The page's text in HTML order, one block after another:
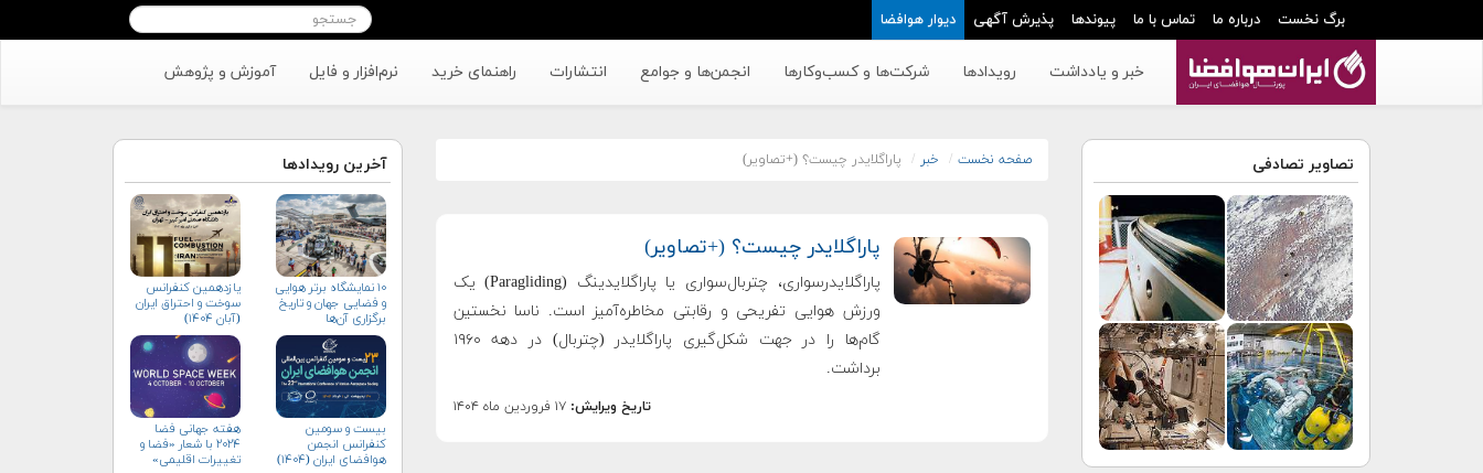
برگ نخست درباره ما تماس با ما پیوندها پذیرش آگهی دیوار هوافضا
خبر و یادداشت رویدادها شرکت‌ها و کسب‌وکار‌ها انجمن‌ها و جوامع انتشارات راهنمای خرید نرم‌افزار و فایل آموزش و پژوهش
تصاویر تصادفی صفحه نخست خبر پاراگلایدر چیست؟ (+تصاویر)
پاراگلایدر چیست؟ (+تصاویر)
پاراگلایدرسواری، چتربال‌سواری یا پاراگلایدینگ (Paragliding) یک
ورزش هوایی تفریحی و رقابتی مخاطره‌آمیز است. ناسا نخستین‌
گام‌ها را در جهت شکل‌گیری پاراگلایدر (چتربال) در دهه ۱۹۶۰
برداشت.
تاریخ ویرایش:۱۷ فروردین ماه ۱۴۰۴
آخرین رویدادها
۱۰ نمایشگاه برتر هوایی
و فضایی جهان و تاریخ
برگزاری آن‌ها
یازدهمین کنفرانس
سوخت و احتراق ایران
(آبان‌ ۱۴۰۴)
بیست و سومین
کنفرانس انجمن
هوافضای ايران (۱۴۰۴)
هفته جهانی فضا
۲۰۲۴ با شعار «فضا و
تغییرات اقلیمی»